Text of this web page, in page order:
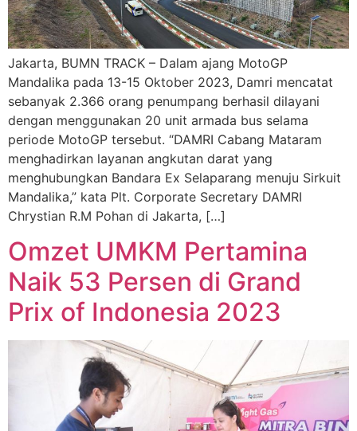
Jakarta, BUMN TRACK – Dalam ajang MotoGP
Mandalika pada 13-15 Oktober 2023, Damri mencatat
sebanyak 2.366 orang penumpang berhasil dilayani
dengan menggunakan 20 unit armada bus selama
periode MotoGP tersebut. “DAMRI Cabang Mataram
menghadirkan layanan angkutan darat yang
menghubungkan Bandara Ex Selaparang menuju Sirkuit
Mandalika,” kata Plt. Corporate Secretary DAMRI
Chrystian R.M Pohan di Jakarta, […]
Omzet UMKM Pertamina
Naik 53 Persen di Grand
Prix of Indonesia 2023